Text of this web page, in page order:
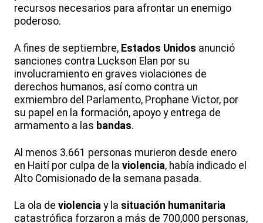
recursos necesarios para afrontar un enemigo
poderoso.
A fines de septiembre, Estados Unidos anunció
sanciones contra Luckson Elan por su
involucramiento en graves violaciones de
derechos humanos, así como contra un
exmiembro del Parlamento, Prophane Victor, por
su papel en la formación, apoyo y entrega de
armamento a las bandas.
Al menos 3.661 personas murieron desde enero
en Haití por culpa de la violencia, había indicado el
Alto Comisionado de la semana pasada.
La ola de violencia y la situación humanitaria
catastrófica forzaron a más de 700,000 personas,